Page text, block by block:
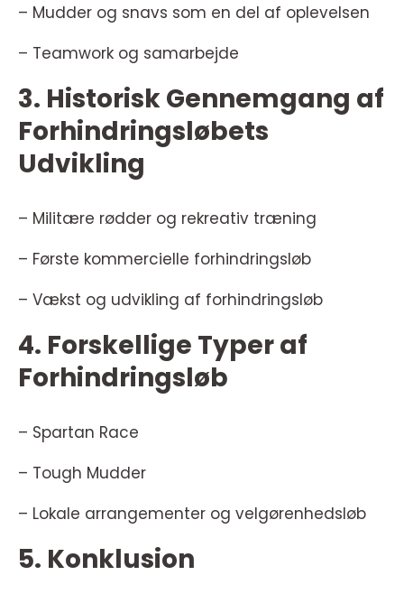
– Mudder og snavs som en del af oplevelsen
– Teamwork og samarbejde
3. Historisk Gennemgang af
Forhindringsløbets
Udvikling
– Militære rødder og rekreativ træning
– Første kommercielle forhindringsløb
– Vækst og udvikling af forhindringsløb
4. Forskellige Typer af
Forhindringsløb
– Spartan Race
– Tough Mudder
– Lokale arrangementer og velgørenhedsløb
5. Konklusion